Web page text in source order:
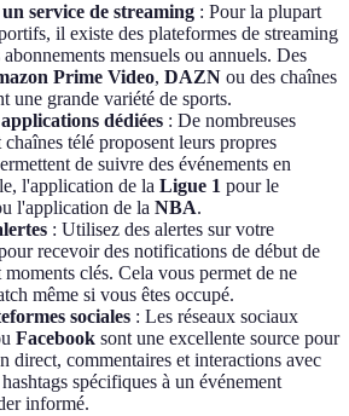
service de streaming : Pour la plupart
il existe des plateformes de streaming
mensuels ou annuels. Des
Prime Video, DAZN ou des chaînes
une grande variété de sports.
dédiées : De nombreuses
télé proposent leurs propres
de suivre des événements en
l'application de la Ligue 1 pour le
l'application de la NBA.
: Utilisez des alertes sur votre
recevoir des notifications de début de
moments clés. Cela vous permet de ne
même si vous êtes occupé.
sociales : Les réseaux sociaux
Facebook sont une excellente source pour
direct, commentaires et interactions avec
spécifiques à un événement
informé.